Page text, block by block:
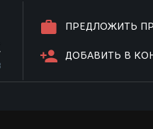
ПРЕДЛОЖИТЬ
ДОБАВИТЬ В